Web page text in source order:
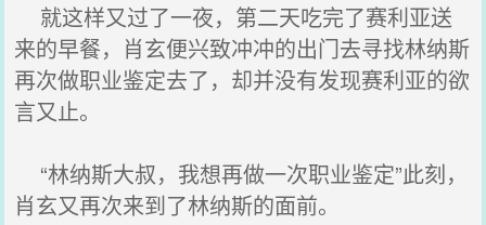
就这样又过了一夜，第二天吃完了赛利亚送
来的早餐，肖玄便兴致冲冲的出门去寻找林纳斯
再次做职业鉴定去了，却并没有发现赛利亚的欲
言又止。
“林纳斯大叔，我想再做一次职业鉴定”此刻，
肖玄又再次来到了林纳斯的面前。